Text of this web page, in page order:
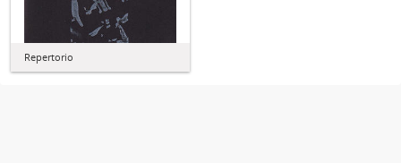
Repertorio